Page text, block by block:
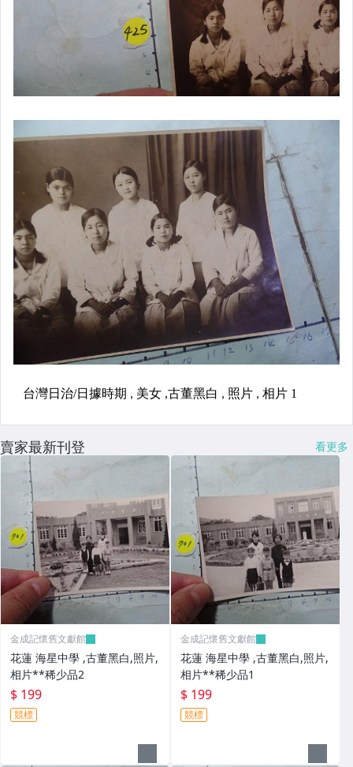
賣家最新刊登 看更多
金成記懷舊文獻館
花蓮 海星中學 ,古董黑白,照片,
相片**稀少品2
$ 199
競標
金成記懷舊文獻館
花蓮 海星中學 ,古董黑白,照片,
相片**稀少品1
$ 199
競標